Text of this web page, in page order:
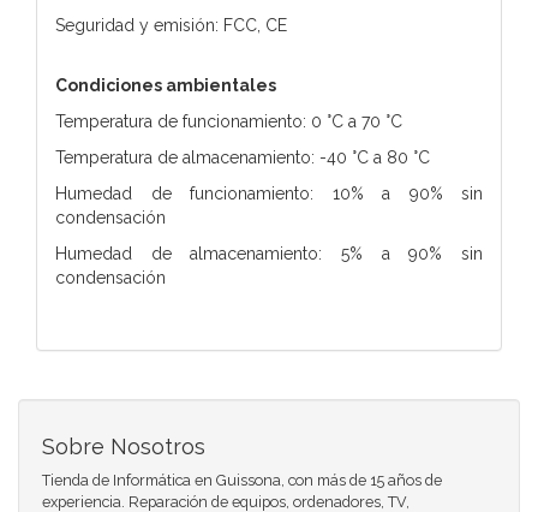
Seguridad y emisión: FCC, CE
Condiciones ambientales
Temperatura de funcionamiento: 0 °C a 70 °C
Temperatura de almacenamiento: -40 °C a 80 °C
Humedad de funcionamiento: 10% a 90% sin
condensación
Humedad de almacenamiento: 5% a 90% sin
condensación
Sobre Nosotros
Tienda de Informática en Guissona, con más de 15 años de
experiencia. Reparación de equipos, ordenadores, TV,